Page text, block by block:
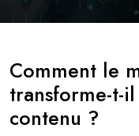
Comment le
transforme-t-
contenu ?